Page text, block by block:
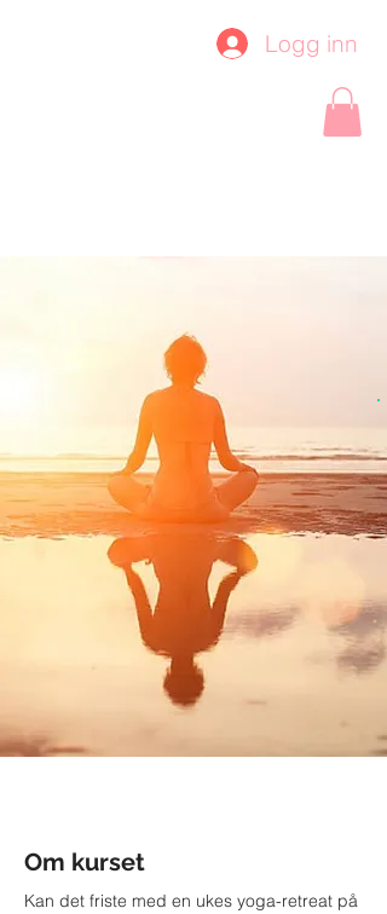
Logg inn
Om kurset
Kan det friste med en ukes yoga-retreat på